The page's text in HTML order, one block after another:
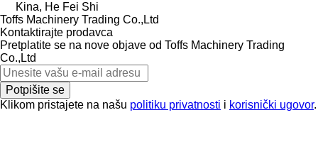
Kina, He Fei Shi
Toffs Machinery Trading Co.,Ltd
Kontaktirajte prodavca
Pretplatite se na nove objave od Toffs Machinery Trading
Co.,Ltd
Potpišite se
Klikom pristajete na našu politiku privatnosti i korisnički ugovor.